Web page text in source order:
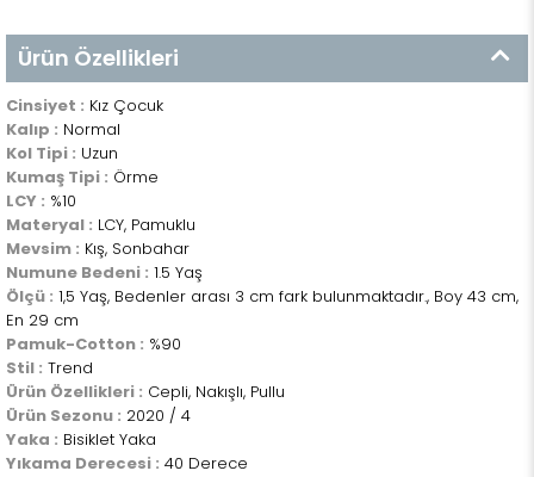
Ürün Özellikleri
Cinsiyet : Kız Çocuk
Kalıp : Normal
Kol Tipi : Uzun
Kumaş Tipi : Örme
LCY : %10
Materyal : LCY, Pamuklu
Mevsim : Kış, Sonbahar
Numune Bedeni : 1.5 Yaş
Ölçü : 1,5 Yaş, Bedenler arası 3 cm fark bulunmaktadır., Boy 43 cm,
En 29 cm
Pamuk-Cotton : %90
Stil : Trend
Ürün Özellikleri : Cepli, Nakışlı, Pullu
Ürün Sezonu : 2020 / 4
Yaka : Bisiklet Yaka
Yıkama Derecesi : 40 Derece